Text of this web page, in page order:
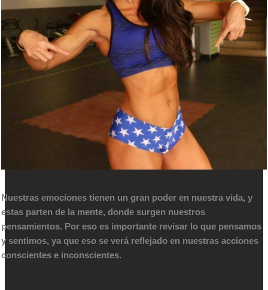
Nuestras emociones tienen un gran poder en nuestra vida, y
estas parten de la mente, donde surgen nuestros
pensamientos. Por eso es importante revisar lo que pensamos
y sentimos, ya que eso se verá reflejado en nuestras acciones
conscientes e inconscientes.